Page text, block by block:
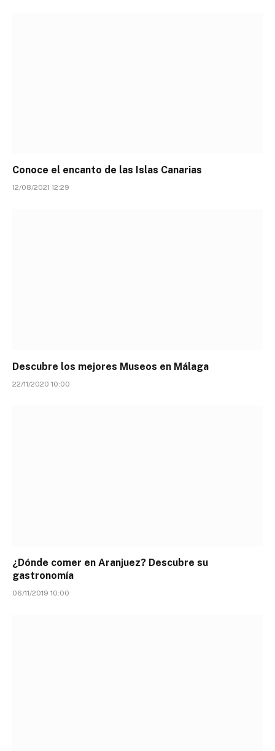
Conoce el encanto de las Islas Canarias
12/08/2021 12:29
Descubre los mejores Museos en Málaga
22/11/2020 10:00
¿Dónde comer en Aranjuez? Descubre su
gastronomía
06/11/2019 10:00